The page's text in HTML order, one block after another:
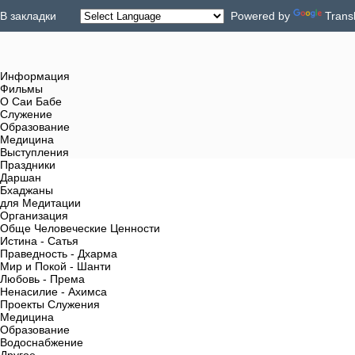
В закладки Powered by
Информация
Фильмы
О Саи Бабе
Служение
Образование
Медицина
Выступления
Праздники
Даршан
Бхаджаны
для Медитации
Организация
Обще Человеческие Ценности
Истина - Сатья
Праведность - Дхарма
Мир и Покой - Шанти
Любовь - Према
Ненасилие - Ахимса
Проекты Служения
Медицина
Образование
Водоснабжение